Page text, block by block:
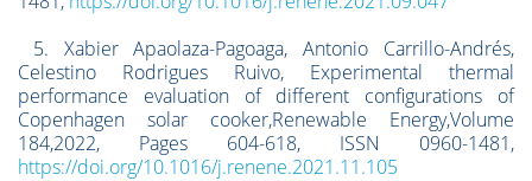
5. Xabier Apaolaza-Pagoaga, Antonio Carrillo-Andrés,
Celestino Rodrigues Ruivo, Experimental thermal
performance evaluation of different configurations of
Copenhagen solar cooker,Renewable Energy,Volume
184,2022, Pages 604-618, ISSN 0960-1481,
https://doi.org/10.1016/j.renene.2021.11.105